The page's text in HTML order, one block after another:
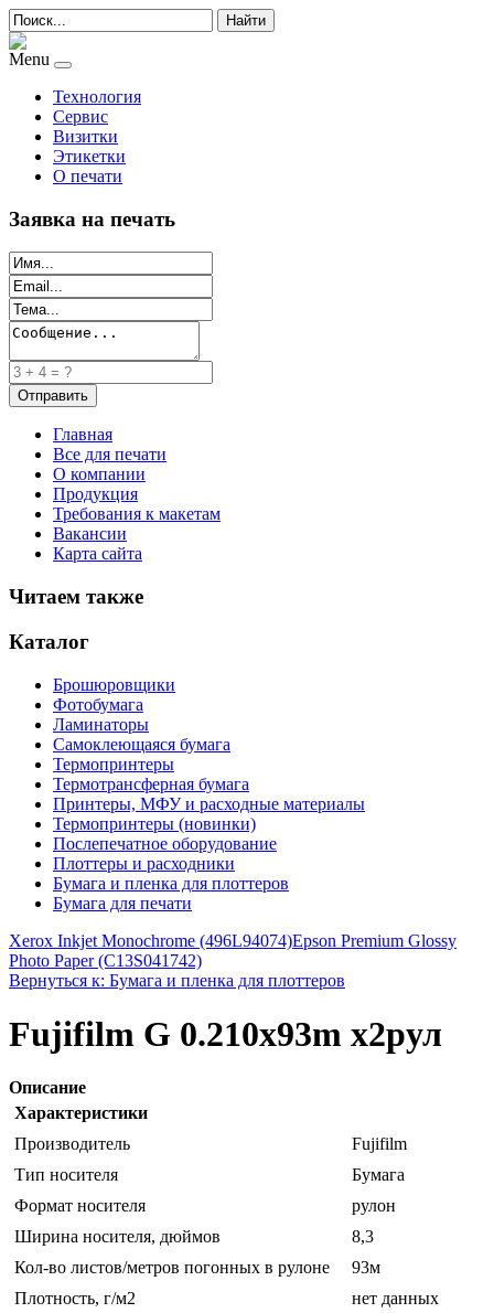
Найти
Menu
Технология
Сервис
Визитки
Этикетки
О печати
Заявка на печать
Главная
Все для печати
О компании
Продукция
Требования к макетам
Вакансии
Карта сайта
Читаем также
Каталог
Брошюровщики
Фотобумага
Ламинаторы
Самоклеющаяся бумага
Термопринтеры
Термотрансферная бумага
Принтеры, МФУ и расходные материалы
Термопринтеры (новинки)
Послепечатное оборудование
Плоттеры и расходники
Бумага и пленка для плоттеров
Бумага для печати
Xerox Inkjet Monochrome (496L94074)Epson Premium Glossy
Photo Paper (C13S041742)
Вернуться к: Бумага и пленка для плоттеров
Fujifilm G 0.210x93m x2рул
Описание
Характеристики
Производитель
Fujifilm
Тип носителя
Бумага
Формат носителя
рулон
Ширина носителя, дюймов
8,3
Кол-во листов/метров погонных в рулоне
93м
Плотность, г/м2
нет данных